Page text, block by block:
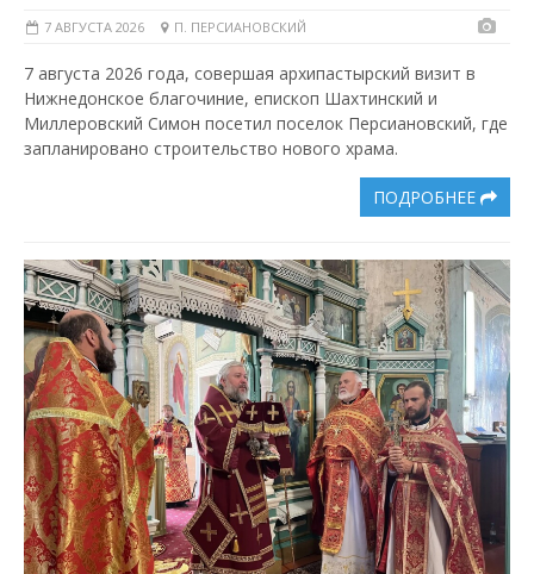
7 АВГУСТА 2026 П. ПЕРСИАНОВСКИЙ
7 августа 2026 года, совершая архипастырский визит в
Нижнедонское благочиние, епископ Шахтинский и
Миллеровский Симон посетил поселок Персиановский, где
запланировано строительство нового храма.
ПОДРОБНЕЕ